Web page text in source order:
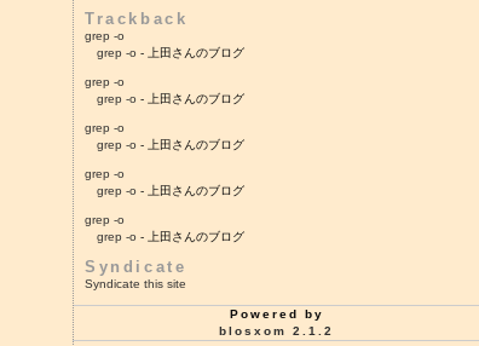
Trackback
grep -o
grep -o - 上田さんのブログ
grep -o
grep -o - 上田さんのブログ
grep -o
grep -o - 上田さんのブログ
grep -o
grep -o - 上田さんのブログ
grep -o
grep -o - 上田さんのブログ
Syndicate
Syndicate this site
Powered by
blosxom 2.1.2